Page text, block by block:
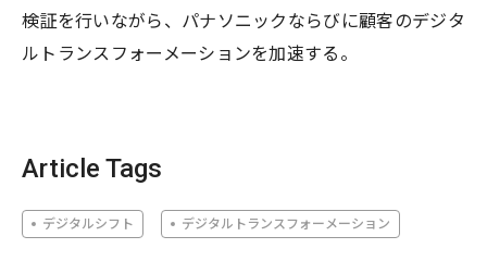
検証を行いながら、パナソニックならびに顧客のデジタ
ルトランスフォーメーションを加速する。
Article Tags
デジタルシフト デジタルトランスフォーメーション